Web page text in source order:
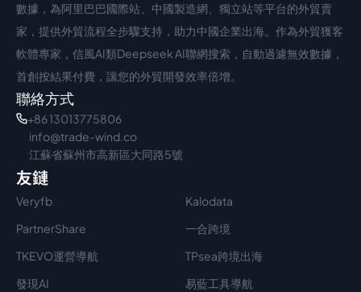
數據，為阿里巴巴國際站、中國製造網、獨立站等平台的外貿賣
家，提供外貿流程全步驟支持，助力中國企業出海。作為外貿獲客
軟體專家，信風AI類Deepseek AI聯網搜索，自動過濾無效數據，
首創按結果付費，讓您的外貿開發效率倍增。
聯絡方式
+86 13013775806
info@trade-wind.co
江蘇省蘇州市高新區大同路5號
友鏈
Veryfb
Kalodata
PartnerShare
一合跨境
TKEVO運營導航
TPsea跨境出海
發現AI
易藍工具導航